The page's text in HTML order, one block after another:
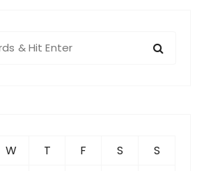
W T F S
S